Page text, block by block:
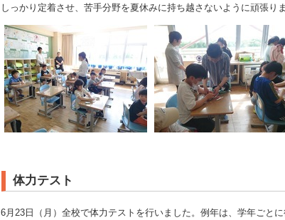
しっかり定着させ、苦手分野を夏休みに持ち越さないように頑張り
体力テスト
6月23日（月）全校で体力テストを行いました。例年は、学年ごと